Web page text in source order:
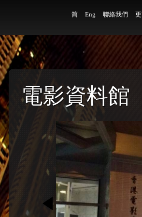
简 Eng 聯絡我們
電影資料館